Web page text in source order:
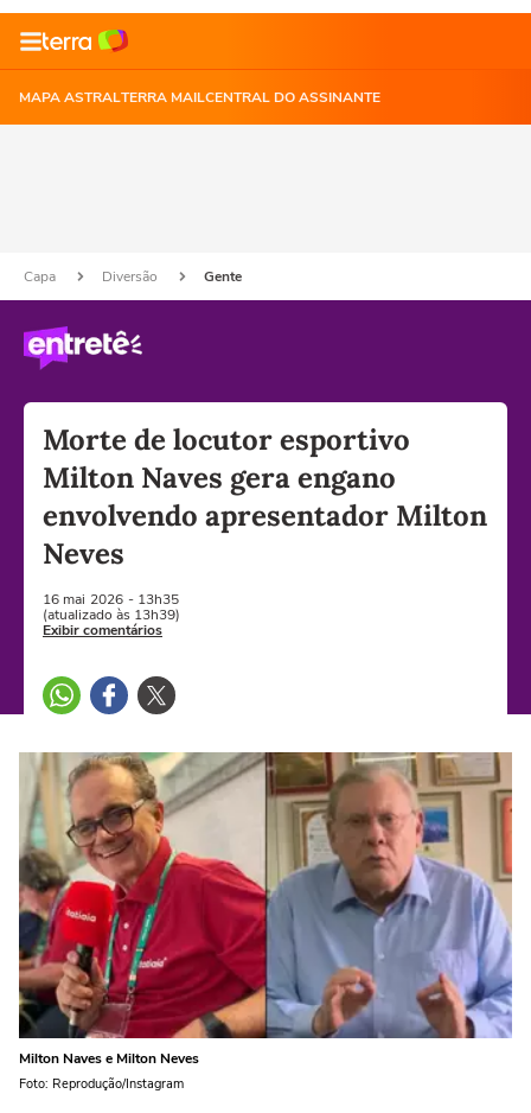
MAPA ASTRALTERRA MAILCENTRAL DO ASSINANTE
Capa Diversão Gente
Morte de locutor esportivo
Milton Naves gera engano
envolvendo apresentador Milton
Neves
16 mai 2026 - 13h35
(atualizado às 13h39)
Exibir comentários
Milton Naves e Milton Neves
Foto: Reprodução/Instagram